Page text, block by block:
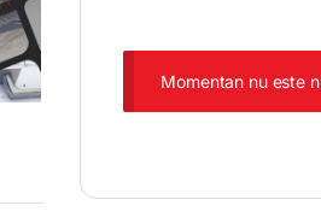
Momentan nu este